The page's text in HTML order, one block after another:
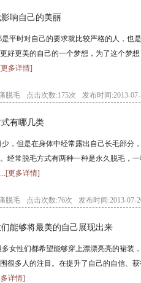
响自己的美丽
平时对自己的要求就比较严格的人，也
好更美的自己的一个梦想，为了这个梦
多详情]
脱毛 点击次数:175次 发布时间:2013-
有哪几类
，但是在身体中经常露出自己长毛部分
经常脱毛方式有两种一种是永久脱毛，
[更多详情]
脱毛 点击次数:76次 发布时间:2013-07-
能够将最美的自己展现出来
女性们都希望能够穿上漂漂亮亮的裙装
很多人的注目。在提升了自己的自信、
详情]